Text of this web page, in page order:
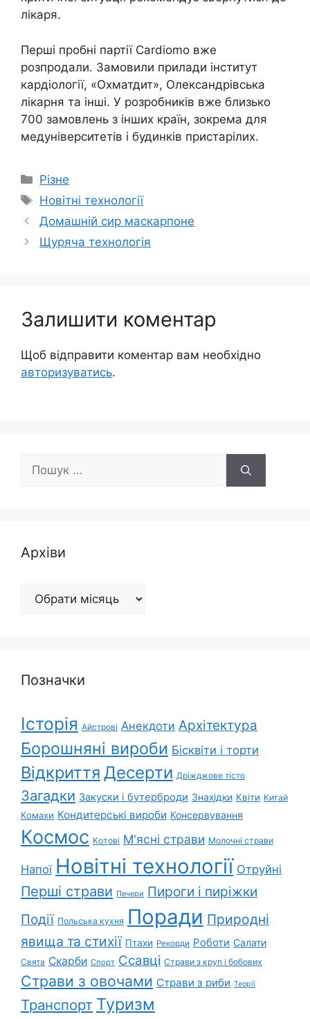
лікаря.
Перші пробні партії Cardiomo вже
розпродали. Замовили прилади інститут
кардіології, «Охматдит», Олександрівська
лікарня та інші. У розробників вже близько
700 замовлень з інших країн, зокрема для
медуніверситетів і будинків пристарілих.
Категорії
Різне
Позначки
Новітні технології
Домашній сир маскарпоне
Щуряча технологія
Залишити коментар
Щоб відправити коментар вам необхідно
авторизуватись.
Пошук:
Архіви
Архіви
Позначки
Історія Айстрові Анекдоти Архітектура
Борошняні вироби Бісквіти і торти
Відкриття Десерти Дріжджове тісто
Загадки Закуски і бутерброди Знахідки Квіти Китай
Комахи Кондитерські вироби Консервування
Космос Котові М'ясні страви Молочні страви
Напої Новітні технології Отруйні
Перші страви Печери Пироги і пиріжки
Події Польська кухня Поради Природні
явища та стихії Птахи Рекорди Роботи Салати
Свята Скарби Спорт Ссавці Страви з круп і бобових
Страви з овочами Страви з риби Теорії
Транспорт Туризм